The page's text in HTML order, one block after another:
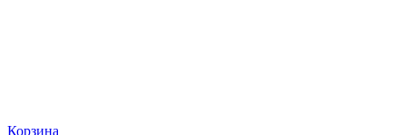
Корзина